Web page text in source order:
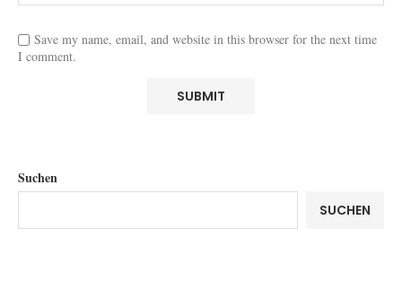
Save my name, email, and website in this browser for the next time
I comment.
Suchen
SUCHEN